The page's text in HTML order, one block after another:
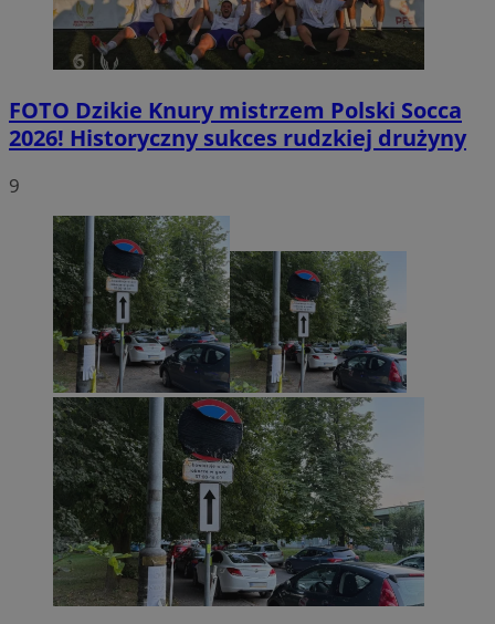
FOTO Dzikie Knury mistrzem Polski Socca
2026! Historyczny sukces rudzkiej drużyny
9